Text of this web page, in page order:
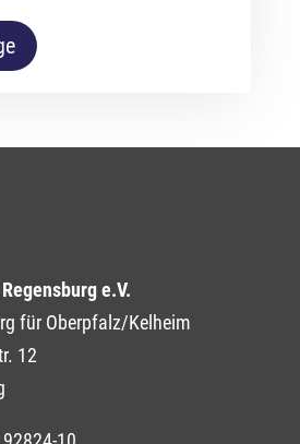
e.V.
für Oberpfalz/Kelheim
12